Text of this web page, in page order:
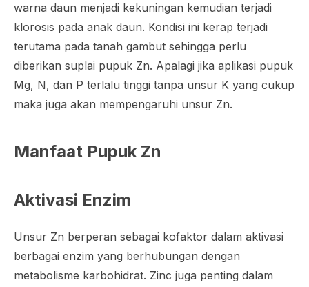
warna daun menjadi kekuningan kemudian terjadi
klorosis pada anak daun. Kondisi ini kerap terjadi
terutama pada tanah gambut sehingga perlu
diberikan suplai pupuk Zn. Apalagi jika aplikasi pupuk
Mg, N, dan P terlalu tinggi tanpa unsur K yang cukup
maka juga akan mempengaruhi unsur Zn.
Manfaat Pupuk Zn
Aktivasi Enzim
Unsur Zn berperan sebagai kofaktor dalam aktivasi
berbagai enzim yang berhubungan dengan
metabolisme karbohidrat. Zinc juga penting dalam